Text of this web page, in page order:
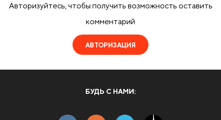
Авторизуйтесь, чтобы получить возможность оставить
комментарий
АВТОРИЗАЦИЯ
БУДЬ С НАМИ: